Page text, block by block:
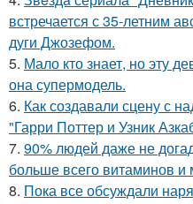
встречается с 35-летним
дуги Джозефом.
5. Мало кто знает, но эту
она супермодель.
6. Как создавали сцену с
"Гарри Поттер и Узник
7. 90% людей даже не
больше всего витаминов и
8. Пока все обсуждали